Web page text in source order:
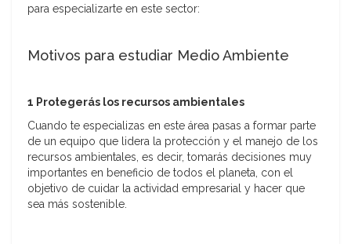
para especializarte en este sector:
Motivos para estudiar Medio Ambiente
1 Protegerás los recursos ambientales
Cuando te especializas en este área pasas a formar parte
de un equipo que lidera la protección y el manejo de los
recursos ambientales, es decir, tomarás decisiones muy
importantes en beneficio de todos el planeta, con el
objetivo de cuidar la actividad empresarial y hacer que
sea más sostenible.